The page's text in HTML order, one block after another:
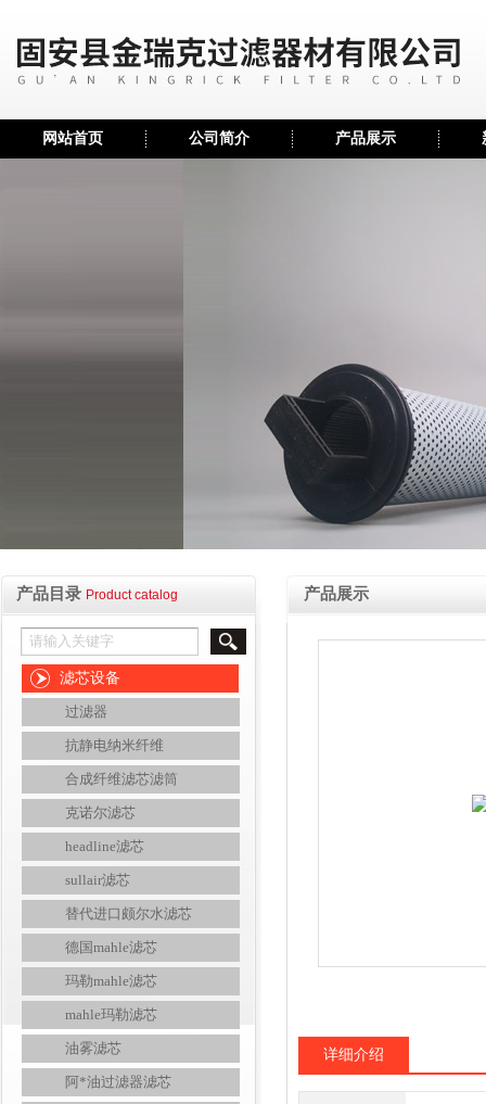
网站首页 公司简介 产品展示
产品目录 Product catalog
滤芯设备
过滤器
抗静电纳米纤维
合成纤维滤芯滤筒
克诺尔滤芯
headline滤芯
sullair滤芯
替代进口颇尔水滤芯
德国mahle滤芯
玛勒mahle滤芯
mahle玛勒滤芯
油雾滤芯
阿*油过滤器滤芯
产品展示
详细介绍